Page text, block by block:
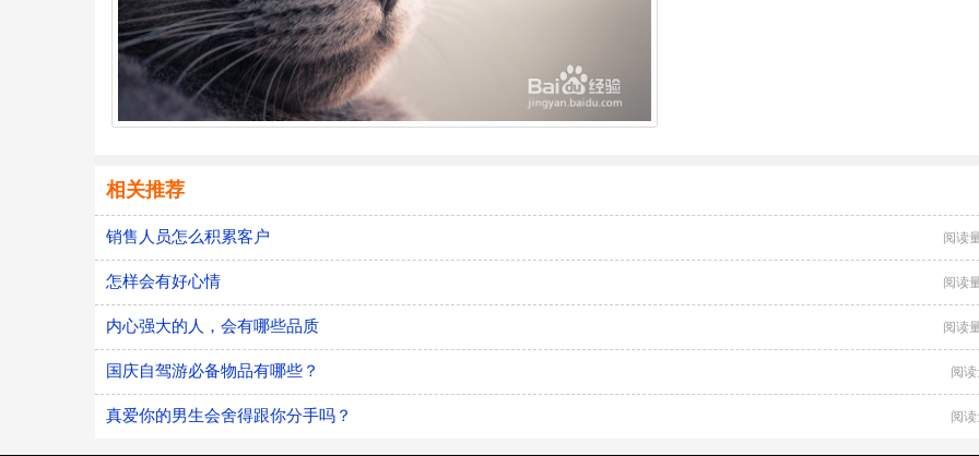
相关推荐
销售人员怎么积累客户 阅读
怎样会有好心情 阅读
内心强大的人，会有哪些品质 阅读
国庆自驾游必备物品有哪些？ 阅
真爱你的男生会舍得跟你分手吗？ 阅